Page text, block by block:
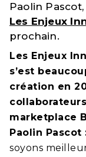
Paolin
Les Enjeux
prochain.
Les Enjeux
s’est
création en
marketplace
Paolin Pascot
soyons